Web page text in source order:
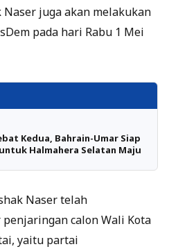
juga akan melakukan
pada hari Rabu 1 Mei
Kedua, Bahrain-Umar Siap
Halmahera Selatan Maju
Naser telah
calon Wali Kota
yaitu partai